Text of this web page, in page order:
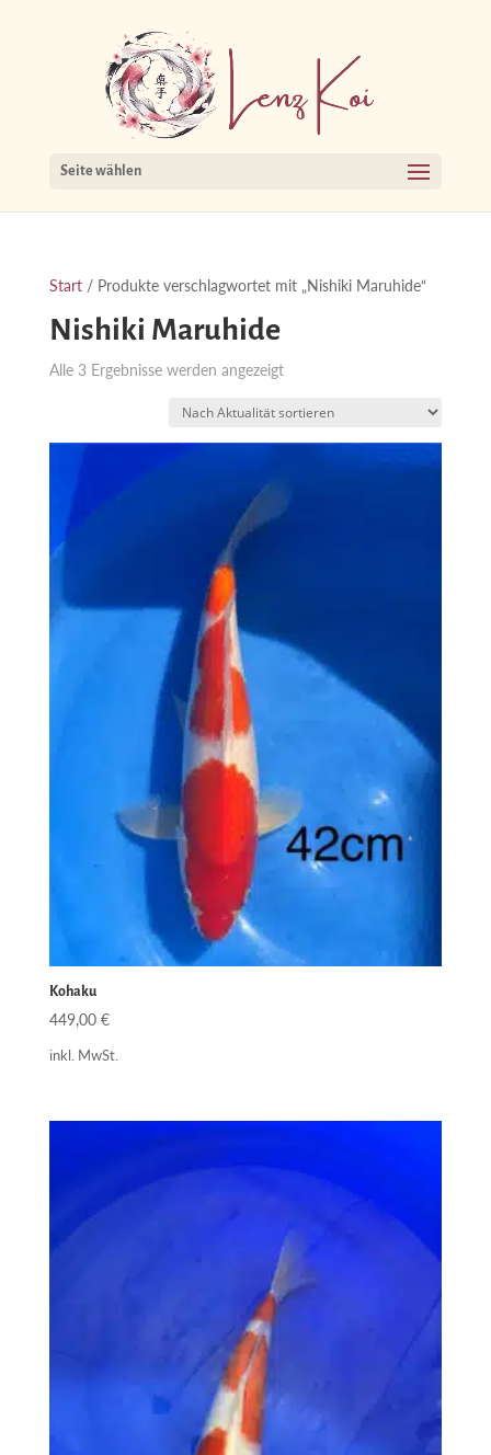
Seite wählen
Start/ Produkte verschlagwortet mit „Nishiki Maruhide“
Nishiki Maruhide
Alle 3 Ergebnisse werden angezeigtNach
sortiert
Kohaku
449,00 €
inkl. MwSt.